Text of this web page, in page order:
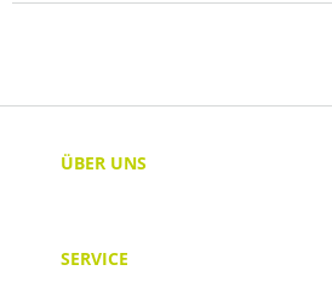
ÜBER UNS
SERVICE